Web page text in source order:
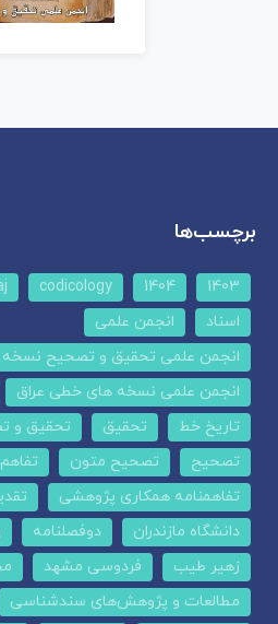
برچسب‌ها
1403
1404
codicology
اسناد
انجمن علمی
انجمن علمی تحقیق و تصحیح نسخه
انجمن علمی نسخه های خطی عراق
تاریخ خط
تحقیق
تحقیق و
تصحیح
تصحیح متون
تفاهمنامه همکاری پژوهشی
دانشگاه مازندران
دوفصلنامه
زهیر طیب
فردوسی مشهد
مطالعات و پژوهش‌های سندشناسی